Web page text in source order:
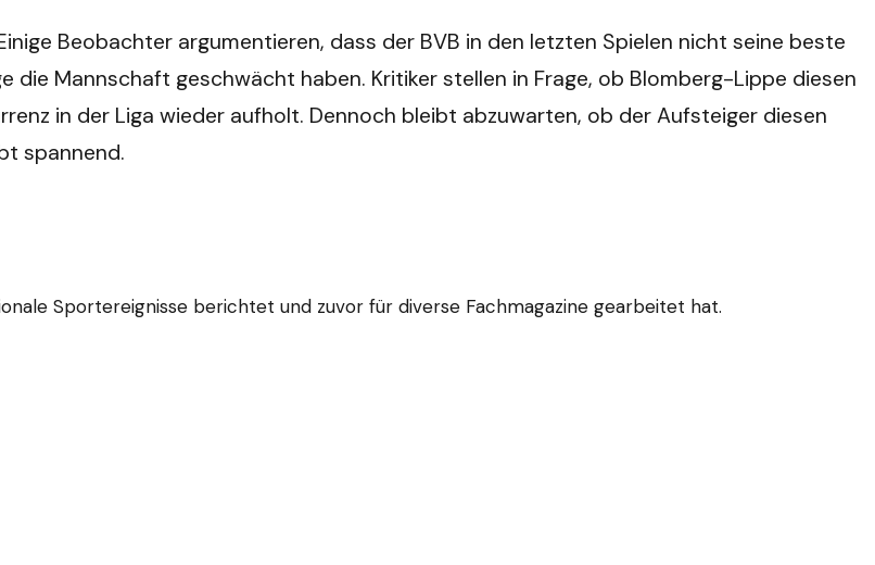
Beobachter argumentieren, dass der BVB in den letzten Spielen nicht seine beste
die Mannschaft geschwächt haben. Kritiker stellen in Frage, ob Blomberg-Lippe diesen
in der Liga wieder aufholt. Dennoch bleibt abzuwarten, ob der Aufsteiger diesen
spannend.
Sportereignisse berichtet und zuvor für diverse Fachmagazine gearbeitet hat.